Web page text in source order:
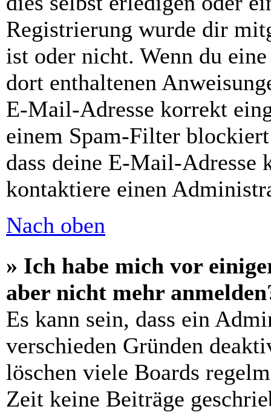
Registrierung wurde dir
ist oder nicht. Wenn du
dort enthaltenen
E-Mail-Adresse korrekt
einem Spam-Filter
dass deine E-Mail-Adresse
kontaktiere einen
Nach oben
» Ich habe mich vor
aber nicht mehr
Es kann sein, dass ein
verschieden Gründen
löschen viele Boards
Zeit keine Beiträge